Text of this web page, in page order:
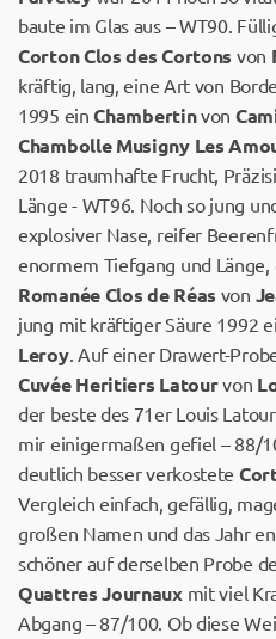
baute im Glas aus – WT90.
Corton Clos des Cortons von
kräftig, lang, eine Art von
1995 einChambertinvon
Chambolle Musigny Les
2018 traumhafte Frucht,
Länge - WT96. Noch so jung
explosiver Nase, reifer
enormem Tiefgang und
Romanée Clos de Réas von
jung mit kräftiger Säure 1992
Leroy. Auf einer Drawert-
Cuvée Heritiers Latourvon
der beste des 71er Louis
mir einigermaßen gefiel – 88/
deutlich besser verkostete
Vergleich einfach, gefällig,
großen Namen und das Jahr
schöner auf derselben Probe
Quattres Journauxmit viel
Abgang – 87/100. Ob diese